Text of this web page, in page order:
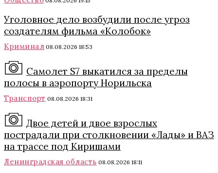
Уголовное дело возбудили после угроз
создателям фильма «Колобок»
Криминал 08.08.2026 18:53
Самолет S7 выкатился за пределы
полосы в аэропорту Норильска
Транспорт 08.08.2026 18:31
Двое детей и двое взрослых
пострадали при столкновении «Лады» и ВАЗ
на трассе под Киришами
Ленинградская область 08.08.2026 18:11